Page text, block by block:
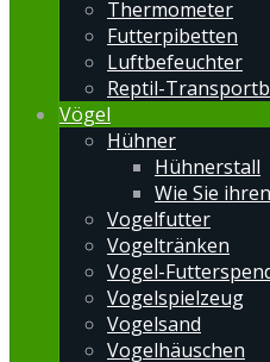
Thermometer
Futterpibetten
Luftbefeuchter
Reptil-
Vögel
Hühner
Hühnerstall
Wie Sie
Vogelfutter
Vogeltränken
Vogel-
Vogelspielzeug
Vogelsand
Vogelhäuschen